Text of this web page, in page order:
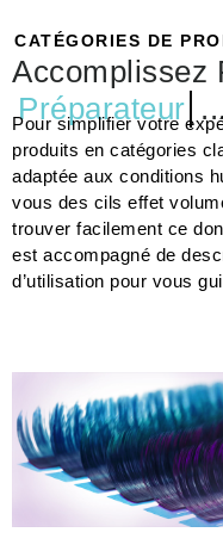
CATÉGORIES DE
Accomplissez
Préparateur
...
Pour simplifier votre
produits en catégories
adaptée aux conditions
vous des cils effet
trouver facilement ce
est accompagné de
d’utilisation pour vous